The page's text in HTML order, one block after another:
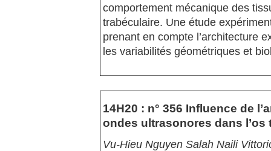
comportement mécanique des
trabéculaire. Une étude
prenant en compte l’architecture
les variabilités géométriques et
14H20 : n° 356 Influence de
ondes ultrasonores dans l’os
Vu-Hieu Nguyen Salah Naili